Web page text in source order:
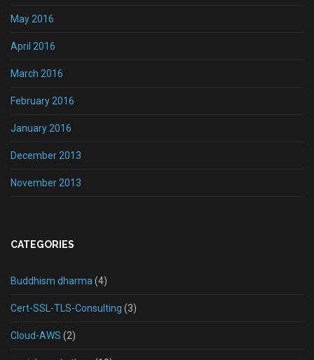
May 2016
April 2016
March 2016
February 2016
January 2016
December 2013
November 2013
CATEGORIES
Buddhism dharma(4)
Cert-SSL-TLS-Consulting (3)
Cloud-AWS (2)